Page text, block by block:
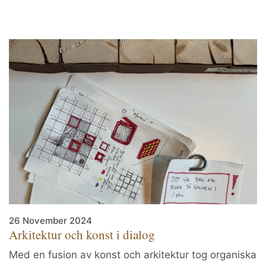
26 November 2024
Arkitektur och konst i dialog
Med en fusion av konst och arkitektur tog organiska